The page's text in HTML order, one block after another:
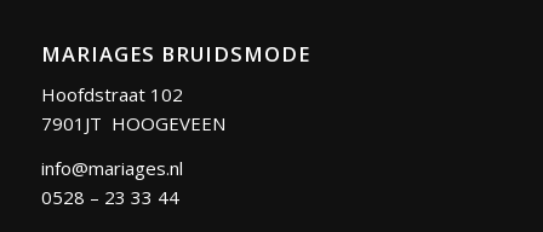
MARIAGES BRUIDSMODE
Hoofdstraat 102
7901JT HOOGEVEEN
info@mariages.nl
0528 – 23 33 44